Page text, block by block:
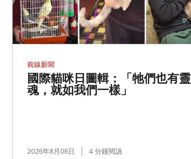
前線新聞
國際貓咪日圖輯：「牠們也有靈
魂，就如我們一樣」
2026年8月08日 4 分鐘閱讀